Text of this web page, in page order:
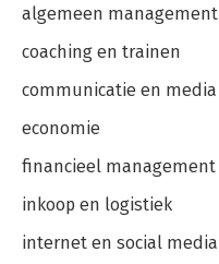
algemeen management
coaching en trainen
communicatie en media
economie
financieel management
inkoop en logistiek
internet en social media